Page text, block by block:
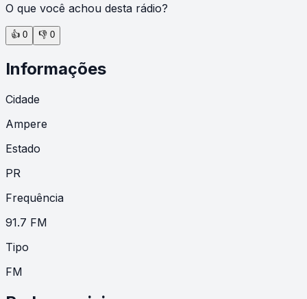
O que você achou desta rádio?
👍 0 👎 0
Informações
Cidade
Ampere
Estado
PR
Frequência
91.7 FM
Tipo
FM